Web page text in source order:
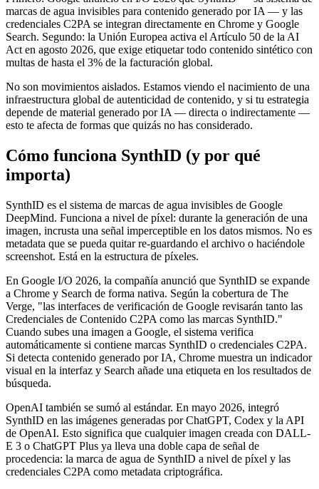
marcas de agua invisibles para contenido generado por IA — y las
credenciales C2PA se integran directamente en Chrome y Google
Search. Segundo: la Unión Europea activa el Artículo 50 de la AI
Act en agosto 2026, que exige etiquetar todo contenido sintético con
multas de hasta el 3% de la facturación global.
No son movimientos aislados. Estamos viendo el nacimiento de una
infraestructura global de autenticidad de contenido, y si tu estrategia
depende de material generado por IA — directa o indirectamente —
esto te afecta de formas que quizás no has considerado.
Cómo funciona SynthID (y por qué
importa)
SynthID es el sistema de marcas de agua invisibles de Google
DeepMind. Funciona a nivel de píxel: durante la generación de una
imagen, incrusta una señal imperceptible en los datos mismos. No es
metadata que se pueda quitar re-guardando el archivo o haciéndole
screenshot. Está en la estructura de píxeles.
En Google I/O 2026, la compañía anunció que SynthID se expande
a Chrome y Search de forma nativa. Según la cobertura de The
Verge, "las interfaces de verificación de Google revisarán tanto las
Credenciales de Contenido C2PA como las marcas SynthID."
Cuando subes una imagen a Google, el sistema verifica
automáticamente si contiene marcas SynthID o credenciales C2PA.
Si detecta contenido generado por IA, Chrome muestra un indicador
visual en la interfaz y Search añade una etiqueta en los resultados de
búsqueda.
OpenAI también se sumó al estándar. En mayo 2026, integró
SynthID en las imágenes generadas por ChatGPT, Codex y la API
de OpenAI. Esto significa que cualquier imagen creada con DALL-
E 3 o ChatGPT Plus ya lleva una doble capa de señal de
procedencia: la marca de agua de SynthID a nivel de píxel y las
credenciales C2PA como metadata criptográfica.